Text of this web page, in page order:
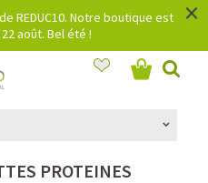
REDUC10. Notre boutique est
août. Bel été !
×
PROTEINES